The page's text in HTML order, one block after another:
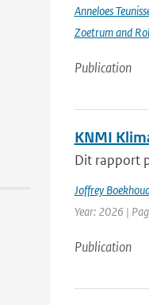
Anneloes
Zoetrum and
Publication
KNMI
Dit rapport
Joffrey
Year: 2026 |
Publication